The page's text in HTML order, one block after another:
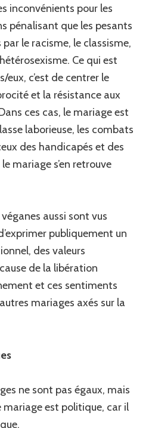
inconvénients pour les
pénalisant que les pesants
le racisme, le classisme,
Ce qui est
c’est de centrer le
et la résistance aux
ces cas, le mariage est
laborieuse, les combats
des handicapés et des
mariage s’en retrouve
aussi sont vus
publiquement un
des valeurs
de la libération
et ces sentiments
mariages axés sur la
ne sont pas égaux, mais
mariage est politique, car il